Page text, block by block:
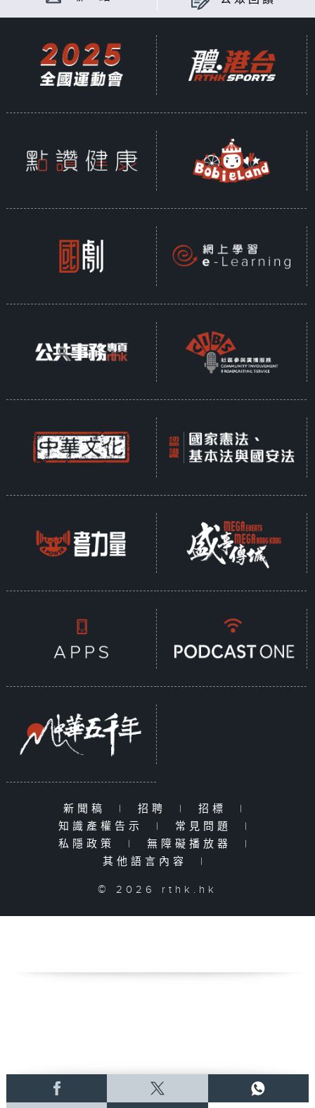
新聞稿 | 招聘 | 招標
|
知識產權告示
| 常見問題
|
私隱政策
| 無障礙播放器
|
其他語言內容
|
© 2026 rthk.hk